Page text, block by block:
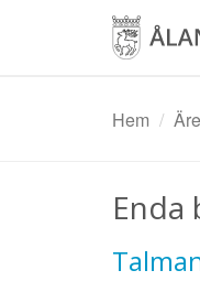
Hem
Enda